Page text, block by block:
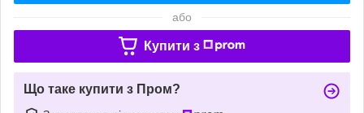
або
Купити з
Що таке купити з Пром?